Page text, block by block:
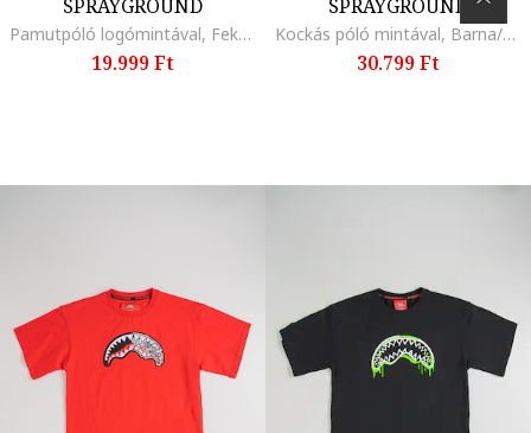
SPRAYGROUND
Pamutpóló logómintával, Fekete/Többszínű
19.999 Ft
SPRAYGROUND
Kockás póló mintával, Barna/Többszínű
30.799 Ft